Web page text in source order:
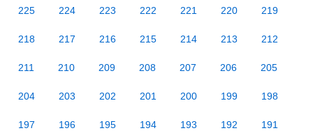
225 224 223 222 221 220 219
218 217 216 215 214 213 212
211 210 209 208 207 206 205
204 203 202 201 200 199 198
197 196 195 194 193 192 191